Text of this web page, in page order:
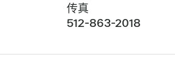
传真
512-863-2018